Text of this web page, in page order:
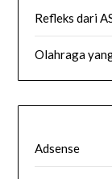
Refleks dari
Olahraga
Adsense